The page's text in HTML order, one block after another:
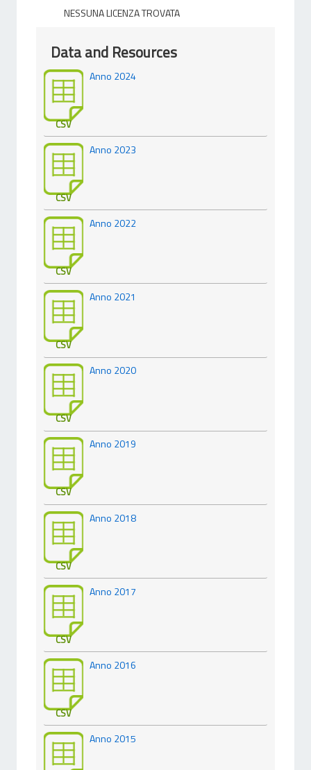
NESSUNA LICENZA TROVATA
Data and Resources
CSV
Anno 2024
CSV
Anno 2023
CSV
Anno 2022
CSV
Anno 2021
CSV
Anno 2020
CSV
Anno 2019
CSV
Anno 2018
CSV
Anno 2017
CSV
Anno 2016
Anno 2015